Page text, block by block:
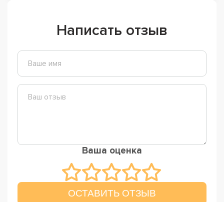
Написать отзыв
Ваша оценка
ОСТАВИТЬ ОТЗЫВ